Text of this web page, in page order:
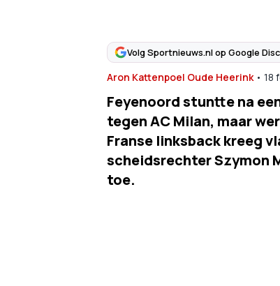
Volg Sportnieuws.nl op Google
Aron Kattenpoel Oude Heerink• 18
Feyenoord stuntte na
tegen AC Milan, maar
Franse linksback kreeg
scheidsrechter Szymon
toe.